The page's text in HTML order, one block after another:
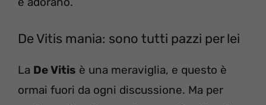
De Vitis mania: sono tutti pazzi per lei
La De Vitis è una meraviglia, e questo è
ormai fuori da ogni discussione. Ma per